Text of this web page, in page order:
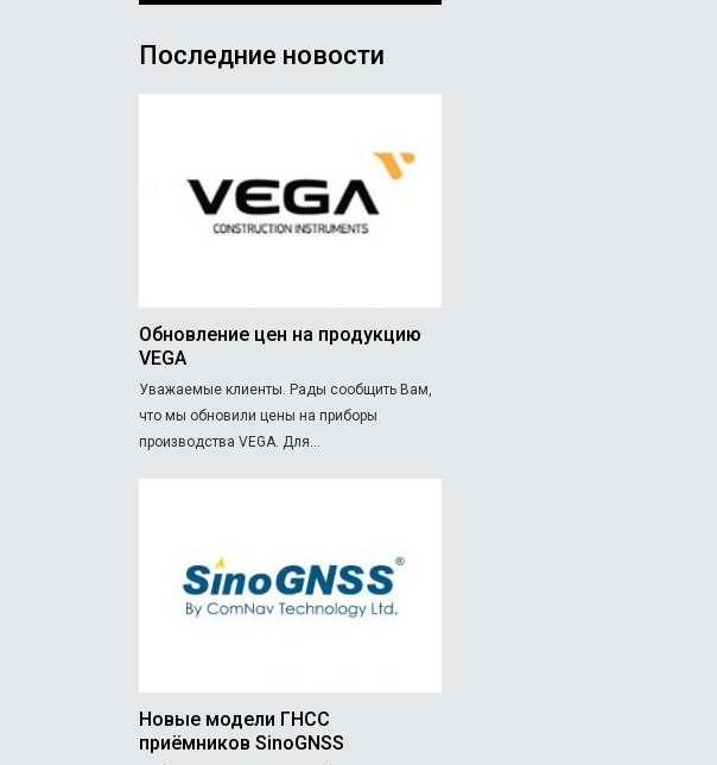
Последние новости
Обновление цен на продукцию
VEGA
Уважаемые клиенты. Рады сообщить Вам,
что мы обновили цены на приборы
производства VEGA. Для...
Новые модели ГНСС
приёмников SinoGNSS